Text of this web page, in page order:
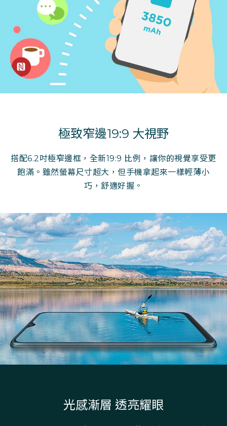
極致窄邊19:9 大視野
搭配6.2吋極窄邊框，全新19:9 比例，讓你的視覺享受更
飽滿。雖然螢幕尺寸超大，但手機拿起來一樣輕薄小
巧，舒適好握。
光感漸層 透亮耀眼